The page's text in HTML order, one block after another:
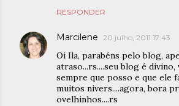
RESPONDER
Marcilene 20 julho, 2011 17:43
Oi Ila, parabéns pelo blog,
atraso...rs....seu blog é divino,
sempre que posso e que ele
muitos nivers....agora, bora
ovelhinhos....rs